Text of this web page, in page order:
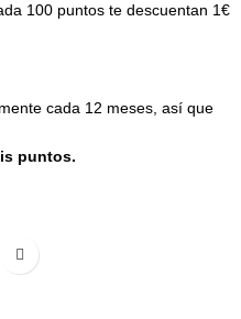
100 puntos te descuentan 1€
cada 12 meses, así que
puntos.